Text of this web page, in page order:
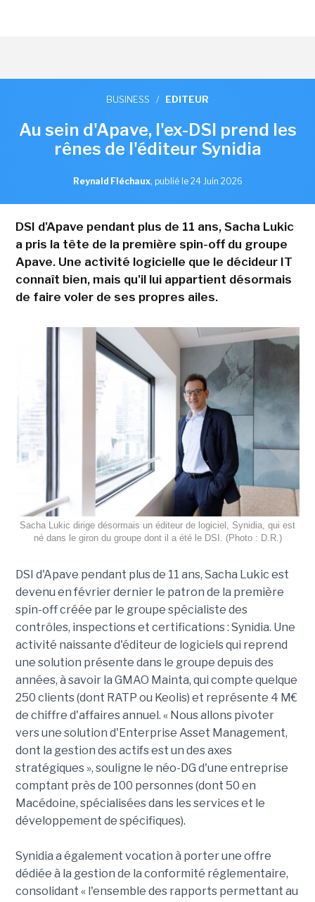
BUSINESS / EDITEUR
Au sein d'Apave, l'ex-DSI prend les
rênes de l'éditeur Synidia
Reynald Fléchaux, publié le 24 Juin 2026
DSI d'Apave pendant plus de 11 ans, Sacha Lukic
a pris la tête de la première spin-off du groupe
Apave. Une activité logicielle que le décideur IT
connaît bien, mais qu'il lui appartient désormais
de faire voler de ses propres ailes.
Sacha Lukic dirige désormais un éditeur de logiciel, Synidia, qui est
né dans le giron du groupe dont il a été le DSI. (Photo : D.R.)
DSI d'Apave pendant plus de 11 ans, Sacha Lukic est
devenu en février dernier le patron de la première
spin-off créée par le groupe spécialiste des
contrôles, inspections et certifications : Synidia. Une
activité naissante d'éditeur de logiciels qui reprend
une solution présente dans le groupe depuis des
années, à savoir la GMAO Mainta, qui compte quelque
250 clients (dont RATP ou Keolis) et représente 4 M€
de chiffre d'affaires annuel. « Nous allons pivoter
vers une solution d'Enterprise Asset Management,
dont la gestion des actifs est un des axes
stratégiques », souligne le néo-DG d'une entreprise
comptant près de 100 personnes (dont 50 en
Macédoine, spécialisées dans les services et le
développement de spécifiques).
Synidia a également vocation à porter une offre
dédiée à la gestion de la conformité réglementaire,
consolidant « l'ensemble des rapports permettant au